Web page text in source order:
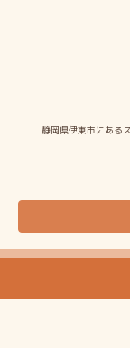
静岡県伊東市にある